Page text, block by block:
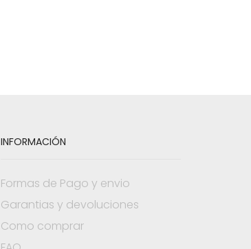
INFORMACIÓN
Formas de Pago y envio
Garantias y devoluciones
Como comprar